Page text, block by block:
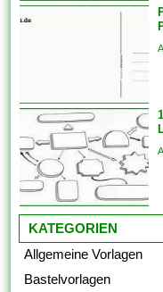
beim
oder vom Ermessen
Arbeitsgerichts.
Kündigung heisst,...
KATEGORIEN
Allgemeine Vorlagen
Bastelvorlagen